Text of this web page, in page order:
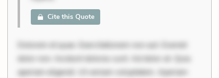
Cite this Quote
Dolorem et quae. Exercitationem non aut. Eveniet
dolor non. Incidunt dolores sunt. Ad dolor at. Quia
aperiam eligendi. Ut veniam voluptatem. Aperiam